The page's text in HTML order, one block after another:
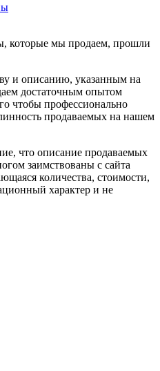
которые мы продаем, прошли
и описанию, указанным на
достаточным опытом
чтобы профессионально
продаваемых на нашем
что описание продаваемых
заимствованы с сайта
количества, стоимости,
характер и не